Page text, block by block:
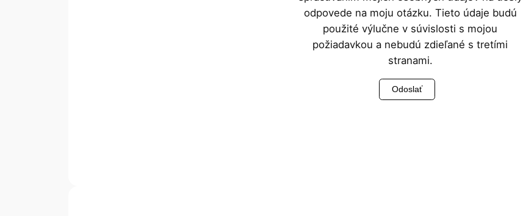
odpovede na moju otázku. Tieto údaje budú
použité výlučne v súvislosti s mojou
požiadavkou a nebudú zdieľané s tretími
stranami.